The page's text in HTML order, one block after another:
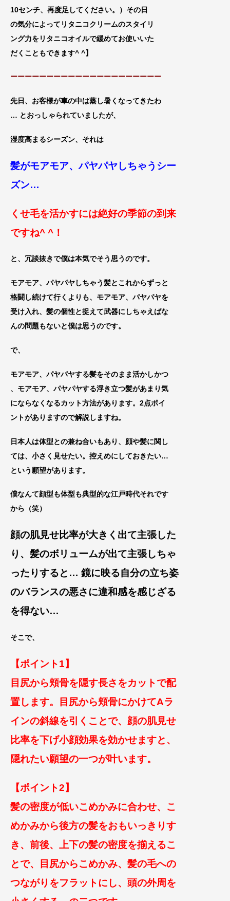
10センチ、再度足してください。）その日
の気分によってリタニコクリームのスタイリ
ング力をリタニコオイルで緩めてお使いいた
だくこともできます^ ^】
ーーーーーーーーーーーーーーーーーーーーー
先日、お客様が車の中は蒸し暑くなってきたわ
… とおっしゃられていましたが、
湿度高まるシーズン、それは
髪がモアモア、パヤパヤしちゃうシー
ズン…
くせ毛を活かすには絶好の季節の到来
ですね^ ^！
と、冗談抜きで僕は本気でそう思うのです。
モアモア、パヤパヤしちゃう髪とこれからずっと
格闘し続けて行くよりも、モアモア、パヤパヤを
受け入れ、 髪の個性と捉えて武器にしちゃえばな
んの問題もないと僕は思うのです。
で、
モアモア、パヤパヤする髪をそのまま活かしかつ
、モアモア、パヤパヤする浮き立つ髪があまり気
にならなくなるカット方法があります。 2点ポイ
ントがありますので解説しますね。
日本人は体型との兼ね合いもあり、顔や髪に関し
ては、小さく見せたい。控えめにしておきたい…
という願望があります。
僕なんて顔型も体型も典型的な江戸時代それです
から（笑）
顔の肌見せ比率が大きく出て主張した
り、髪のボリュームが出て主張しちゃ
ったりすると… 鏡に映る自分の立ち姿
のバランスの悪さに違和感を感じざる
を得ない…
そこで、
【ポイント1】
目尻から頬骨を隠す長さをカットで配
置します。
目尻から頬骨にかけてAラ
インの斜線を引くことで、顔の肌見せ
比率を下げ小顔効果を効かせますと、
隠れたい願望の一つが叶います。
【ポイント2】
髪の密度が低いこめかみに合わせ、こ
めかみから後方の髪をおもいっきりす
き、前後、上下の髪の密度を揃えるこ
とで、
目尻からこめかみ、髪の毛への
つながりをフラットにし、 頭の外周を